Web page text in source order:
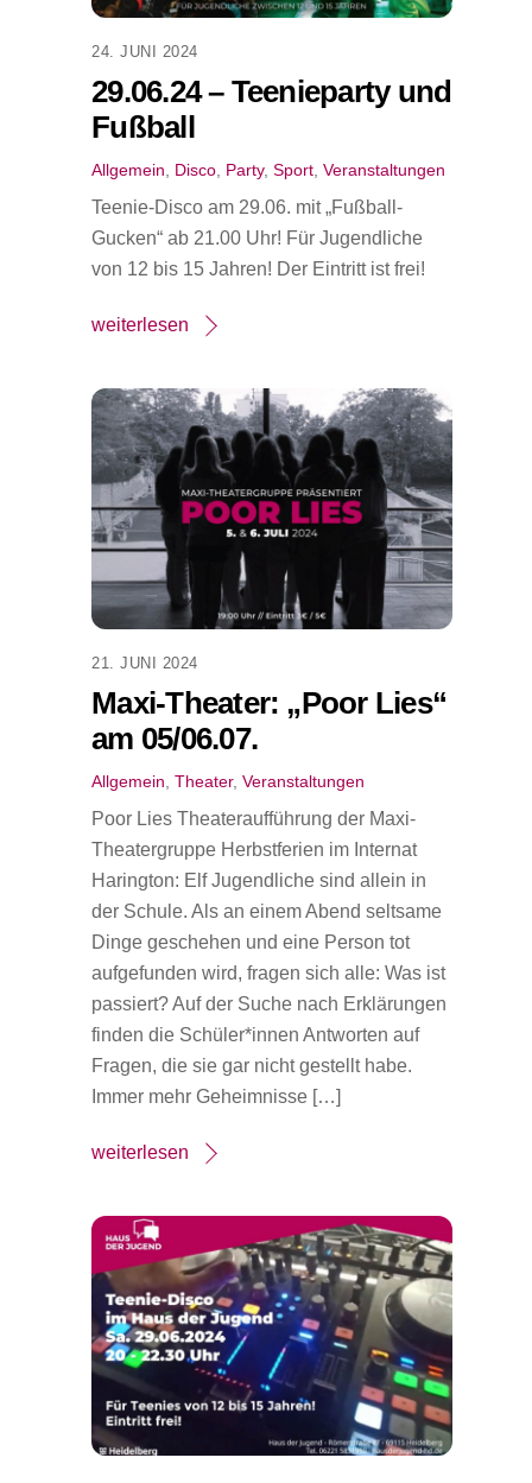
24. JUNI 2024
29.06.24 – Teenieparty und
Fußball
Allgemein, Disco, Party,Sport,Veranstaltungen
Teenie-Disco am 29.06. mit „Fußball-
Gucken“ ab 21.00 Uhr! Für Jugendliche
von 12 bis 15 Jahren! Der Eintritt ist frei!
weiterlesen
21. JUNI 2024
Maxi-Theater: „Poor Lies“
am 05/06.07.
Allgemein ,Theater,Veranstaltungen
Poor Lies Theateraufführung der Maxi-
Theatergruppe Herbstferien im Internat
Harington: Elf Jugendliche sind allein in
der Schule. Als an einem Abend seltsame
Dinge geschehen und eine Person tot
aufgefunden wird, fragen sich alle: Was ist
passiert? Auf der Suche nach Erklärungen
finden die Schüler*innen Antworten auf
Fragen, die sie gar nicht gestellt habe.
Immer mehr Geheimnisse […]
weiterlesen